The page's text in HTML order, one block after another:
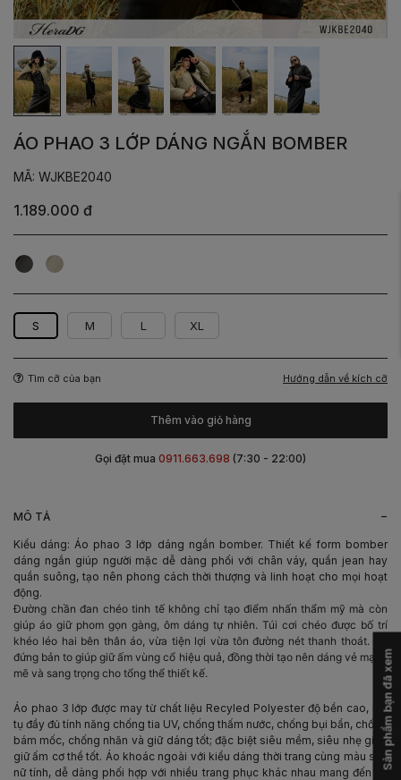
MÔ TẢ -
Kiểu dáng: Áo phao 3 lớp dáng ngắn bomber. Thiết kế form bomber
dáng ngắn giúp người mặc dễ dàng phối với chân váy, quần jean hay
quần suông, tạo nên phong cách thời thượng và linh hoạt cho mọi hoạt
động.
Đường chần đan chéo tinh tế không chỉ tạo điểm nhấn thẩm mỹ mà còn
giúp áo giữ phom gọn gàng, ôm dáng tự nhiên. Túi cơi chéo được bố trí
khéo léo hai bên thân áo, vừa tiện lợi vừa tôn đường nét thanh thoát.
đứng bản to giúp giữ ấm vùng cổ hiệu quả, đồng thời tạo nên dáng vẻ mạnh
mẽ và sang trọng cho tổng thể thiết kế.
Áo phao 3 lớp được may từ chất liệu Recyled Polyester độ bền cao, hội
tụ đầy đủ tính năng chống tia UV, chống thấm nước, chống bụi bẩn, chống
bám mốc, chống nhăn và giữ dáng tốt; đặc biệt siêu mềm, siêu nhẹ giúp
giữ ấm cơ thể tốt. Áo khoác ngoài với kiểu dáng thời trang cùng màu sắc
nữ tính, dễ dàng phối hợp với nhiều trang phục khác nhau mang đến sự
ÁO PHAO 3 LỚP DÁNG NGẮN BOMBER
MÃ: WJKBE2040
1.189.000 đ
Đen
Xanh
S M L XL
Tìm cỡ của bạn Hướng dẫn về kích cỡ
Thêm vào giỏ hàng
Gọi đặt mua 0911.663.698 (7:30 - 22:00)
Sản phẩm bạn đã xem